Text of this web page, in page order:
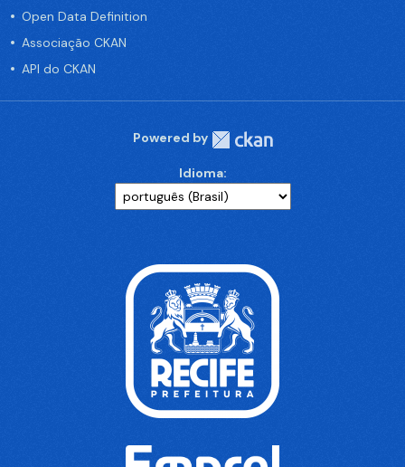
Open Data Definition
Associação CKAN
API do CKAN
Powered by
Idioma